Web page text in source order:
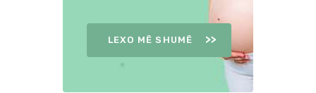
LEXO MË SHUMË